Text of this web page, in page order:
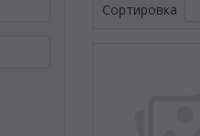
Сортировка